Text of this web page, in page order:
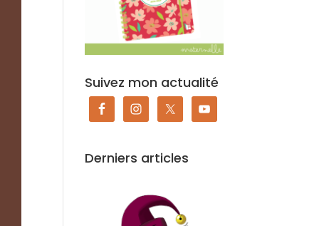
Suivez mon actualité
Derniers articles